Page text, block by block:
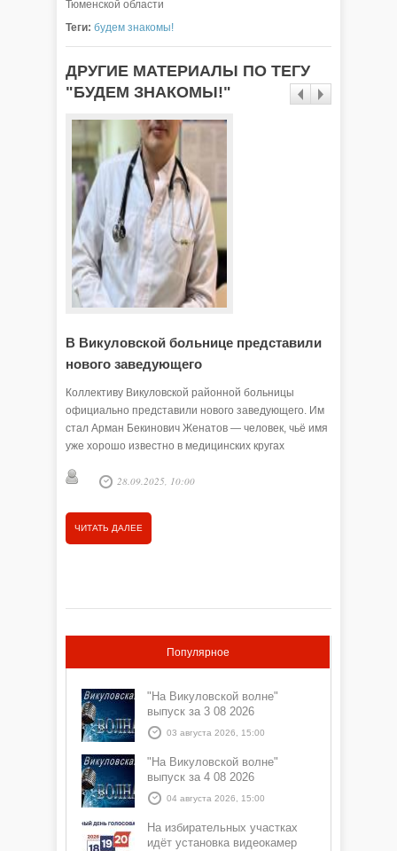
Тюменской области
Теги: будем знакомы!
ДРУГИЕ МАТЕРИАЛЫ ПО ТЕГУ
"БУДЕМ ЗНАКОМЫ!"
В Викуловской больнице представили
нового заведующего
Коллективу Викуловской районной больницы
официально представили нового заведующего. Им
стал Арман Бекинович Женатов — человек, чьё имя
уже хорошо известно в медицинских кругах
прежде всего — практикующий врач и педагог.
28.09.2025, 10:00
ЧИТАТЬ ДАЛЕЕ
Популярное
"На Викуловской волне"
выпуск за 3 08 2026
03 августа 2026, 15:00
"На Викуловской волне"
выпуск за 4 08 2026
04 августа 2026, 15:00
На избирательных участках
идёт установка видеокамер